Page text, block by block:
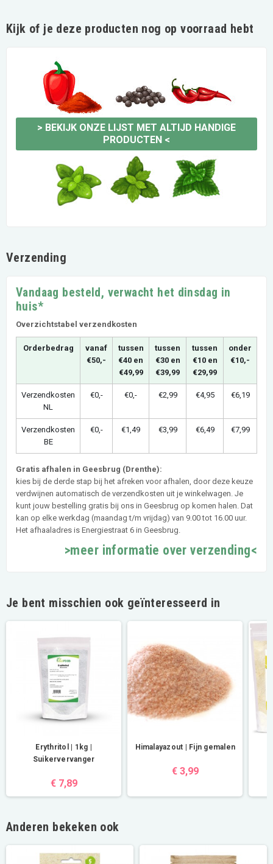
Kijk of je deze producten nog op voorraad hebt
> BEKIJK ONZE LIJST MET ALTIJD HANDIGE
PRODUCTEN <
Verzending
Vandaag besteld, verwacht het dinsdag in
huis*
Overzichtstabel verzendkosten
Orderbedrag
vanaf
€50,-
tussen
€40 en
€49,99
tussen
€30 en
€39,99
tussen
€10 en
€29,99
onder
€10,-
Verzendkosten
NL
€0,- €0,- €2,99 €4,95 €6,19
Verzendkosten
BE
€0,- €1,49 €3,99 €6,49 €7,99
Gratis afhalen in Geesbrug (Drenthe):
kies bij de derde stap bij het afreken voor afhalen, door deze keuze
verdwijnen automatisch de verzendkosten uit je winkelwagen. Je
kunt jouw bestelling gratis bij ons in Geesbrug op komen halen. Dat
kan op elke werkdag (maandag t/m vrijdag) van 9.00 tot 16.00 uur.
Het afhaaladres is Energiestraat 6 in Geesbrug.
>meer informatie over verzending<
Je bent misschien ook geïnteresseerd in
Erythritol | 1kg |
Suikervervanger
€ 7,89
Himalayazout | Fijn gemalen
€ 3,99
Anderen bekeken ook